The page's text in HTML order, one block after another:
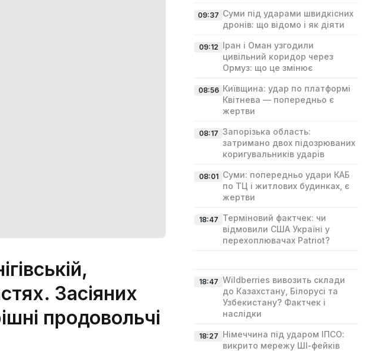
Засіяних
продовольчі
09:37 Суми під ударами швидкісних
дронів: що відомо і як діяти
09:12 Іран і Оман узгодили
цивільний коридор через
Ормуз: що це змінює
08:56 Київщина: удар по платформі
Квітнева — попередньо є
жертви
08:17 Запорізька область:
затримано двох підозрюваних
коригувальників ударів
08:01 Суми: попередньо удари КАБ
по ТЦ і житлових будинках, є
жертви
18:47 Терміновий фактчек: чи
відмовили США Україні у
перехоплювачах Patriot?
18:47 Wildberries вивозить склади
до Казахстану, Білорусі та
Узбекистану? Фактчек і
наслідки
18:27 Німеччина під ударом ІПСО:
викрито мережу ШІ‑фейків